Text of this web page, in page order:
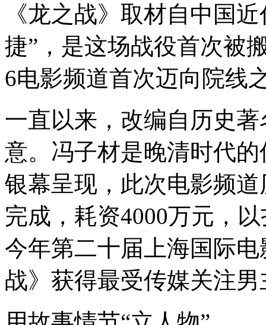
《龙之战》取材自中国
捷”，是这场战役首次被
6电影频道首次迈向院线
一直以来，改编自历史
意。冯子材是晚清时代
银幕呈现，此次电影频
完成，耗资4000万元，
今年第二十届上海国际
战》获得最受传媒关注